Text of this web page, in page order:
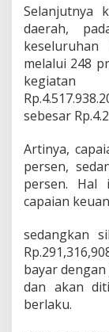
Selanjutnya
daerah,
melalui 248
sebesar
Artinya,
persen,
persen. Hal
capaian
sedangkan
bayar dengan
dan akan
berlaku.